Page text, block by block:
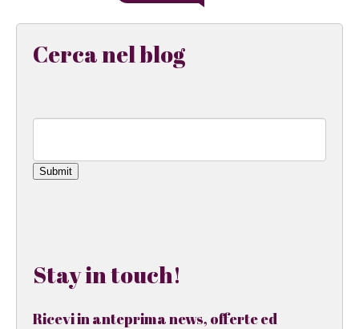
Cerca nel blog
Submit
Stay in touch!
Ricevi in anteprima news, offerte ed